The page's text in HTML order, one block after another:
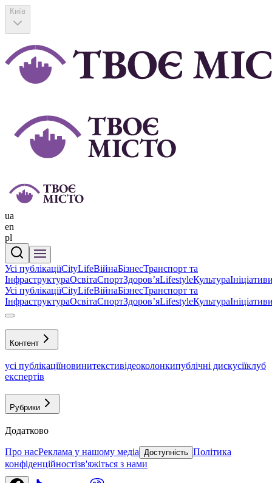
Київ
ua
en
pl
Усі публікаціїCityLifeВійнаБізнесТранспорт та
ІнфраструктураОсвітаСпортЗдоровʼяLifestyleКультура
Усі публікаціїCityLifeВійнаБізнесТранспорт та
ІнфраструктураОсвітаСпортЗдоровʼяLifestyleКультура
Контент
усі публікаціїновинитекстивідеоколонкипублічні дискусіїклуб
експертів
Рубрики
Додатково
Про насРеклама у нашому медіа Доступність Політика
конфіденційностізв'яжіться з нами